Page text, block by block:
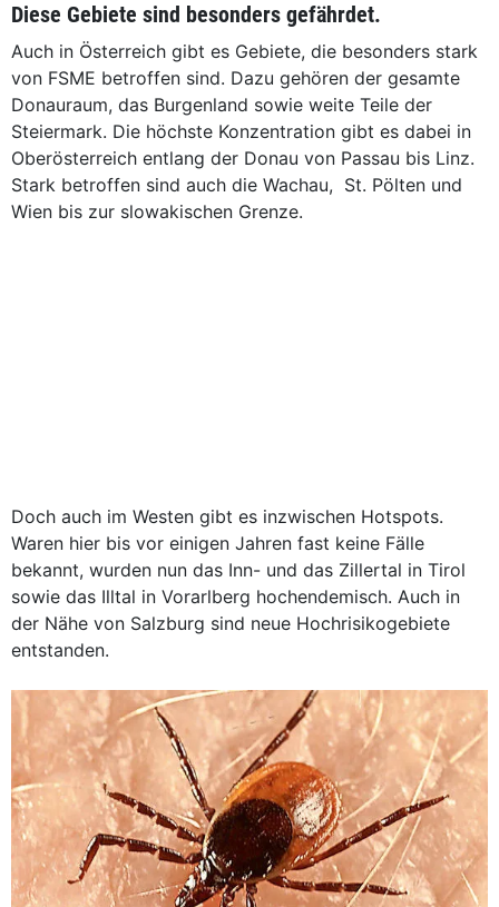
Diese Gebiete sind besonders gefährdet.
Auch in Österreich gibt es Gebiete, die besonders stark
von FSME betroffen sind. Dazu gehören der gesamte
Donauraum, das Burgenland sowie weite Teile der
Steiermark. Die höchste Konzentration gibt es dabei in
Oberösterreich entlang der Donau von Passau bis Linz.
Stark betroffen sind auch die Wachau, St. Pölten und
Wien bis zur slowakischen Grenze.
Doch auch im Westen gibt es inzwischen Hotspots.
Waren hier bis vor einigen Jahren fast keine Fälle
bekannt, wurden nun das Inn- und das Zillertal in Tirol
sowie das Illtal in Vorarlberg hochendemisch. Auch in
der Nähe von Salzburg sind neue Hochrisikogebiete
entstanden.